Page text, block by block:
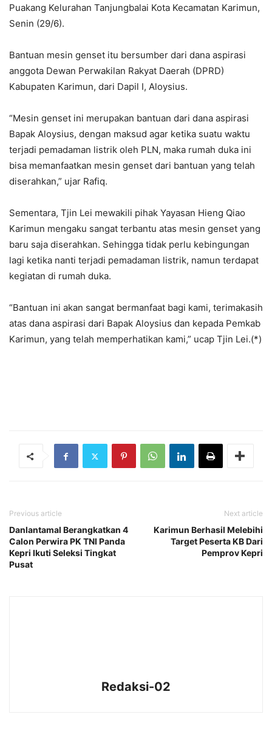
Puakang Kelurahan Tanjungbalai Kota Kecamatan Karimun,
Senin (29/6).
Bantuan mesin genset itu bersumber dari dana aspirasi
anggota Dewan Perwakilan Rakyat Daerah (DPRD)
Kabupaten Karimun, dari Dapil I, Aloysius.
“Mesin genset ini merupakan bantuan dari dana aspirasi
Bapak Aloysius, dengan maksud agar ketika suatu waktu
terjadi pemadaman listrik oleh PLN, maka rumah duka ini
bisa memanfaatkan mesin genset dari bantuan yang telah
diserahkan,” ujar Rafiq.
Sementara, Tjin Lei mewakili pihak Yayasan Hieng Qiao
Karimun mengaku sangat terbantu atas mesin genset yang
baru saja diserahkan. Sehingga tidak perlu kebingungan
lagi ketika nanti terjadi pemadaman listrik, namun terdapat
kegiatan di rumah duka.
“Bantuan ini akan sangat bermanfaat bagi kami, terimakasih
atas dana aspirasi dari Bapak Aloysius dan kepada Pemkab
Karimun, yang telah memperhatikan kami,” ucap Tjin Lei.(*)
Previous article
Danlantamal Berangkatkan 4
Calon Perwira PK TNI Panda
Kepri Ikuti Seleksi Tingkat
Pusat
Next article
Karimun Berhasil Melebihi
Target Peserta KB Dari
Pemprov Kepri
Redaksi-02